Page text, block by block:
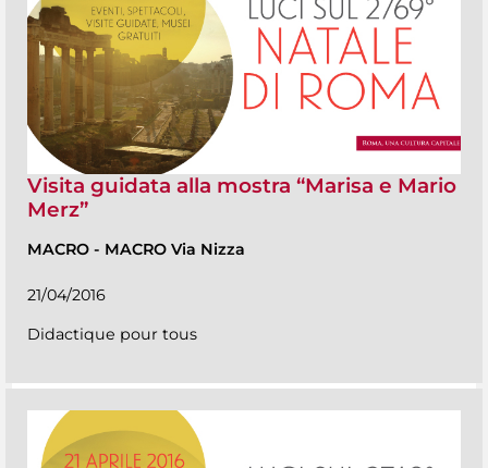
Visita guidata alla mostra “Marisa e Mario
Merz”
MACRO - MACRO Via Nizza
21/04/2016
Didactique pour tous